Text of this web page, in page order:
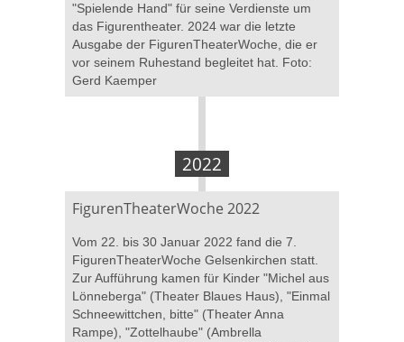
"Spielende Hand" für seine Verdienste um
das Figurentheater. 2024 war die letzte
Ausgabe der FigurenTheaterWoche, die er
vor seinem Ruhestand begleitet hat. Foto:
Gerd Kaemper
2022
FigurenTheaterWoche 2022
Vom 22. bis 30 Januar 2022 fand die 7.
FigurenTheaterWoche Gelsenkirchen statt.
Zur Aufführung kamen für Kinder "Michel aus
Lönneberga" (Theater Blaues Haus), "Einmal
Schneewittchen, bitte" (Theater Anna
Rampe), "Zottelhaube" (Ambrella